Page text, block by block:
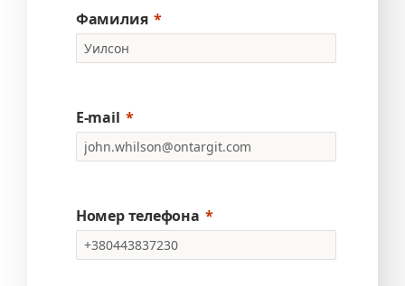
Фамилия
E-mail
Номер телефона